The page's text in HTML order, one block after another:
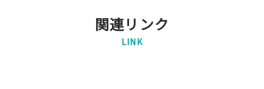
関連リンク
LINK